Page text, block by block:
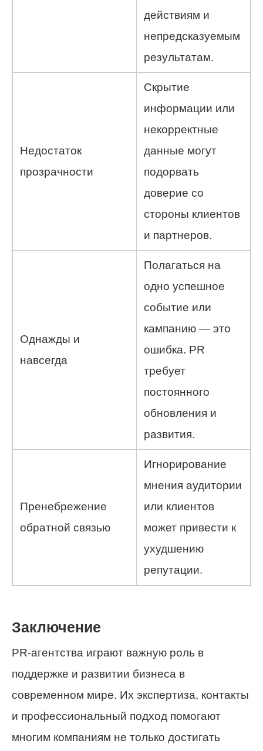
действиям и
непредсказуемым
результатам.
Недостаток
прозрачности
Скрытие
информации или
некорректные
данные могут
подорвать
доверие со
стороны клиентов
и партнеров.
Однажды и
навсегда
Полагаться на
одно успешное
событие или
кампанию — это
ошибка. PR
требует
постоянного
обновления и
развития.
Пренебрежение
обратной связью
Игнорирование
мнения аудитории
или клиентов
может привести к
ухудшению
репутации.
Заключение
PR-агентства играют важную роль в
поддержке и развитии бизнеса в
современном мире. Их экспертиза, контакты
и профессиональный подход помогают
многим компаниям не только достигать